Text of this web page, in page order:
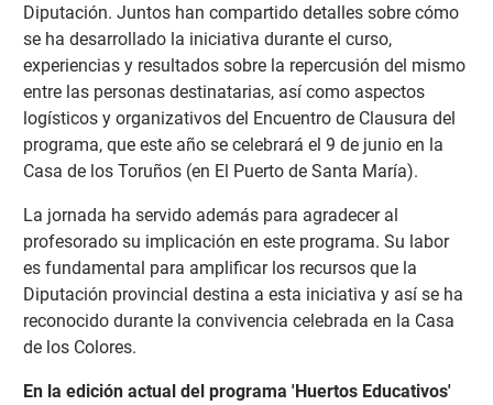
Diputación. Juntos han compartido detalles sobre cómo
se ha desarrollado la iniciativa durante el curso,
experiencias y resultados sobre la repercusión del mismo
entre las personas destinatarias, así como aspectos
logísticos y organizativos del Encuentro de Clausura del
programa, que este año se celebrará el 9 de junio en la
Casa de los Toruños (en El Puerto de Santa María).
La jornada ha servido además para agradecer al
profesorado su implicación en este programa. Su labor
es fundamental para amplificar los recursos que la
Diputación provincial destina a esta iniciativa y así se ha
reconocido durante la convivencia celebrada en la Casa
de los Colores.
En la edición actual del programa 'Huertos Educativos'